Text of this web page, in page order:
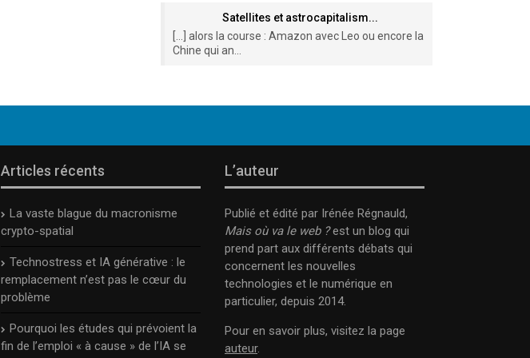
Satellites et astrocapitalism...
[…] alors la course : Amazon avec Leo ou encore la
Chine qui an...
Articles récents
La vaste blague du macronisme
crypto-spatial
Technostress et IA générative : le
remplacement n’est pas le cœur du
problème
Pourquoi les études qui prévoient la
fin de l’emploi « à cause » de l’IA se
L’auteur
Publié et édité par Irénée Régnauld,
Mais où va le web ?est un blog qui
prend part aux différents débats qui
concernent les nouvelles
technologies et le numérique en
particulier, depuis 2014.
Pour en savoir plus, visitez la page
auteur.